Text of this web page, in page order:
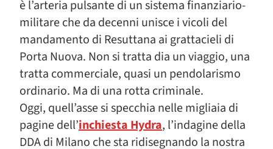
è l’arteria pulsante di un sistema finanziario-
militare che da decenni unisce i vicoli del
mandamento di Resuttana ai grattacieli di
Porta Nuova. Non si tratta dia un viaggio, una
tratta commerciale, quasi un pendolarismo
ordinario. Ma di una rotta criminale.
Oggi, quell’asse si specchia nelle migliaia di
pagine dell’inchiesta Hydra, l’indagine della
DDA di Milano che sta ridisegnando la nostra